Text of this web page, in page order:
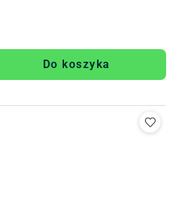
Do koszyka